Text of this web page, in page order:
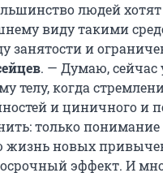
людей
виду такими
занятости и
. — Думаю, сейчас
телу, когда
и циничного и
только понимание
жизнь новых
эффект. И